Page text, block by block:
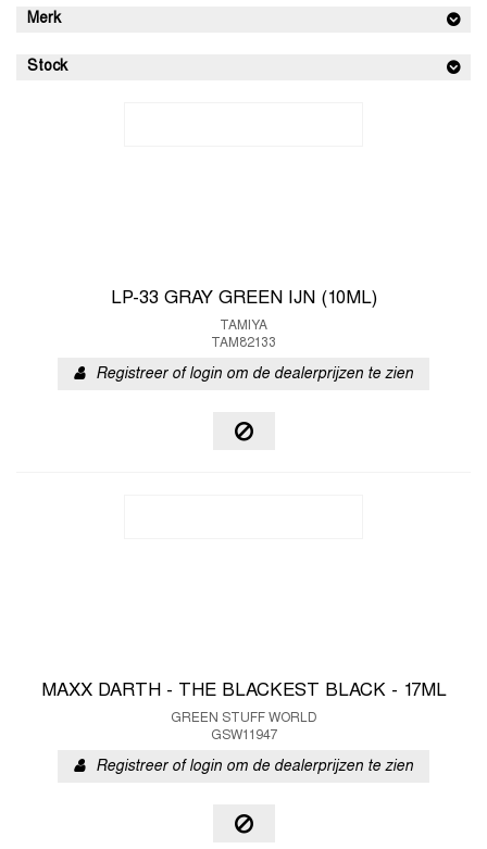
Merk
Stock
LP-33 GRAY GREEN IJN (10ML)
TAMIYA
TAM82133
Registreer of login om de dealerprijzen te zien
MAXX DARTH - THE BLACKEST BLACK - 17ML
GREEN STUFF WORLD
GSW11947
Registreer of login om de dealerprijzen te zien